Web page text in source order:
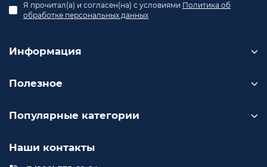
Я прочитал(а) и согласен(на) с условиями Политика об
обработке персональных данных
Информация
Полезное
Популярные категории
Наши контакты